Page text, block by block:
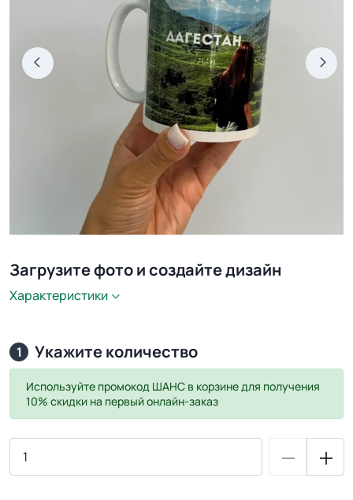
Загрузите фото и создайте дизайн
Характеристики
1 Укажите количество
Используйте промокод ШАНС в корзине для получения
10% скидки на первый онлайн-заказ